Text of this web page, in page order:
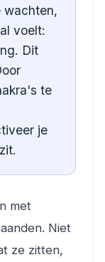
wachten,
voelt:
Dit
te
je
met
Niet
ze zitten,